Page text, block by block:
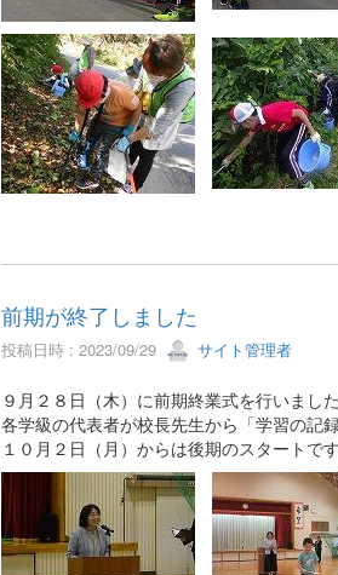
前期が終了しました
投稿日時 : 2023/09/29 サイト管理者
９月２８日（木）に前期終業式を行いました
各学級の代表者が校長先生から「学習の記
１０月２日（月）からは後期のスタートです